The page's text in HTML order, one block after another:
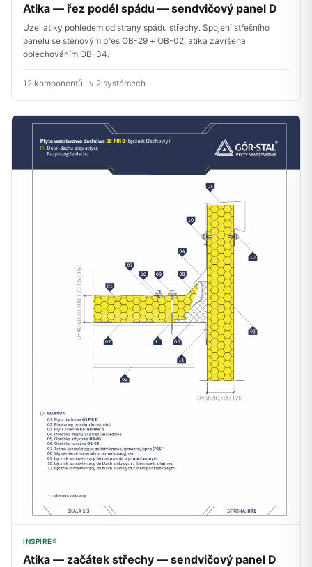
Atika — řez podél spádu — sendvičový panel D
Uzel atiky pohledem od strany spádu střechy. Spojení střešního
panelu se stěnovým přes OB-29 + OB-02, atika završena
oplechováním OB-34.
12 komponentů · v 2 systémech
INSPIRE®
Atika — začátek střechy — sendvičový panel D